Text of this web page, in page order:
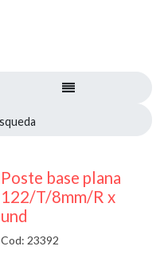
Poste base plana
122/T/8mm/R x
und
Cod: 23392